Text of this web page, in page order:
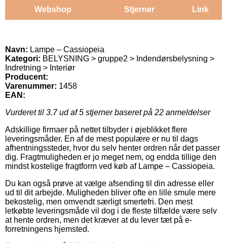
Webshop Stjerner Link
Navn: Lampe – Cassiopeia
Kategori: BELYSNING > gruppe2 > Indendørsbelysning >
Indretning > Interiør
Producent:
Varenummer: 1458
EAN:
Vurderet til 3.7ud af 5 stjerner baseret på 22 anmeldelser
Adskillige firmaer på nettet tilbyder i øjeblikket flere
leveringsmåder. En af de mest populære er nu til dags
afhentningssteder, hvor du selv henter ordren når det passer
dig. Fragtmuligheden er jo meget nem, og endda tillige den
mindst kostelige fragtform ved køb af Lampe – Cassiopeia.
Du kan også prøve at vælge afsending til din adresse eller
ud til dit arbejde. Muligheden bliver ofte en lille smule mere
bekostelig, men omvendt særligt smertefri. Den mest
letkøbte leveringsmåde vil dog i de fleste tilfælde være selv
at hente ordren, men det kræver at du lever tæt på e-
forretningens hjemsted.